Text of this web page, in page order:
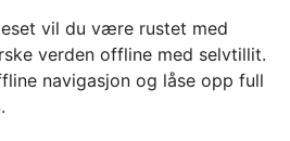
vil du være rustet med
verden offline med selvtillit.
navigasjon og låse opp full